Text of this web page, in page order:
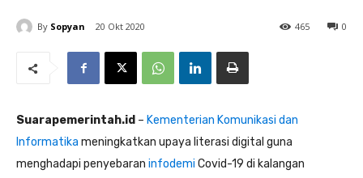
By Sopyan 20 Okt 2020 0
465
Suarapemerintah.id – Kementerian Komunikasi dan
Informatika meningkatkan upaya literasi digital guna
menghadapi penyebaran infodemi Covid-19 di kalangan